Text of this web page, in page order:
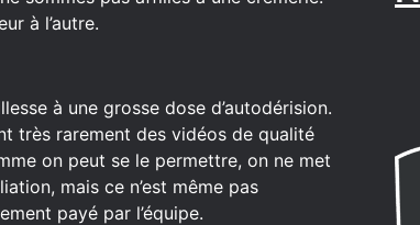
à l’autre.
à une grosse dose d’autodérision.
très rarement des vidéos de qualité
on peut se le permettre, on ne met
mais ce n’est même pas
payé par l’équipe.